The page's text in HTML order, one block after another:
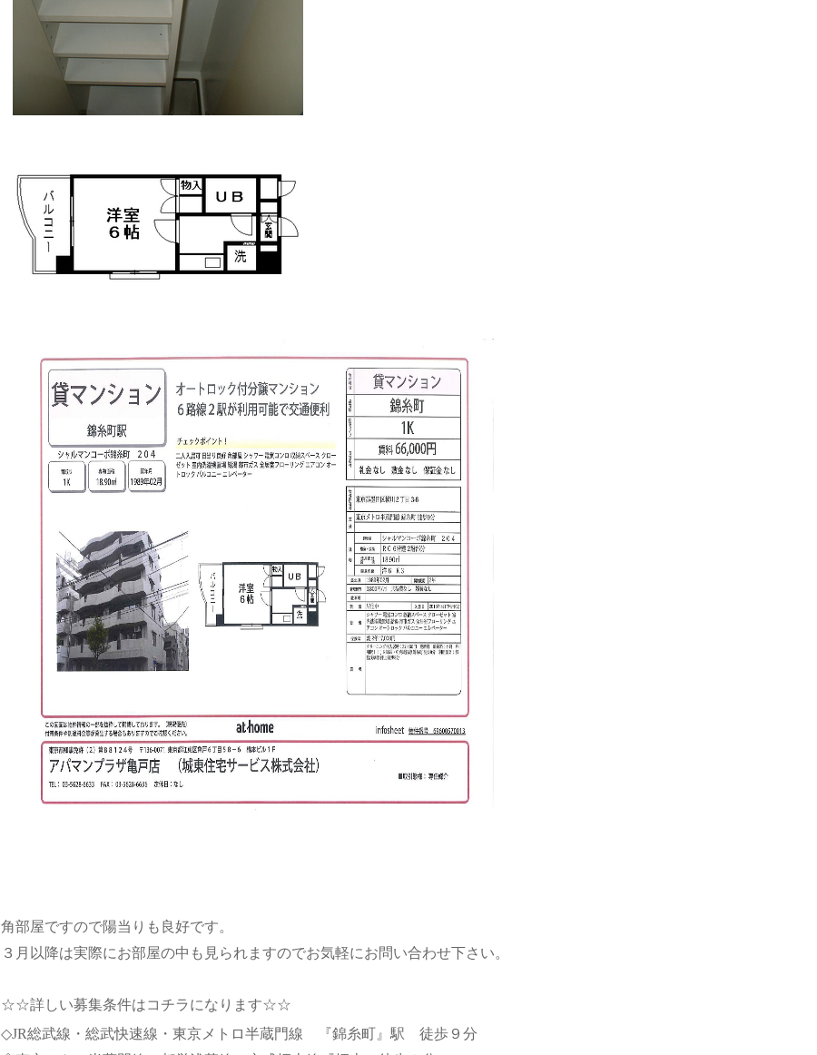
角部屋ですので陽当りも良好です。
３月以降は実際にお部屋の中も見られますのでお気軽にお問い合わせ下さい。
☆☆詳しい募集条件はコチラになります☆☆
◇JR総武線・総武快速線・東京メトロ半蔵門線 『錦糸町』駅 徒歩９分